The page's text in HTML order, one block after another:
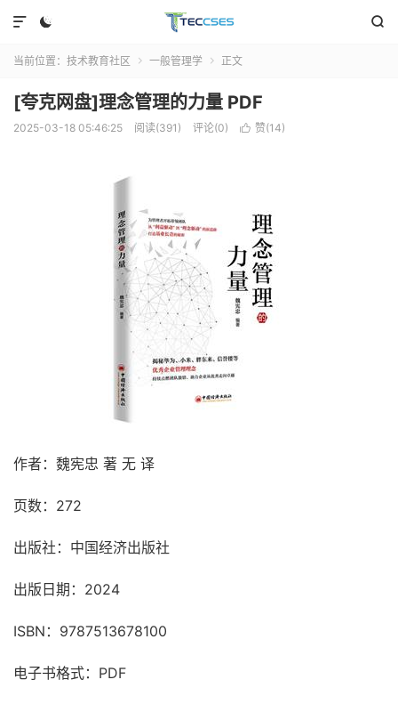
 

当前位置： 技术教育社区  一般管理学  正文
[夸克网盘]理念管理的力量 PDF
2025-03-18 05:46:25 阅读(391) 评论(0)  赞(14)
作者：魏宪忠 著 无 译
页数：272
出版社：中国经济出版社
出版日期：2024
ISBN：9787513678100
电子书格式：PDF